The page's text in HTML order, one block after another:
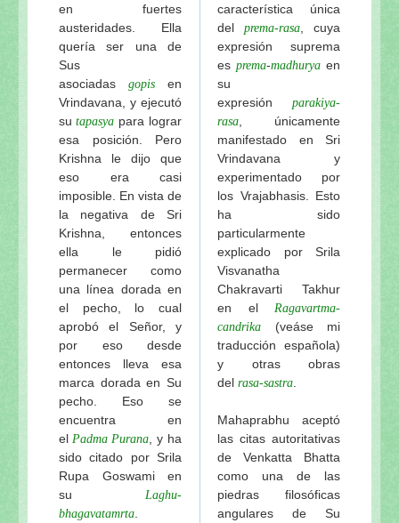
en fuertes
austeridades. Ella
quería ser una de
Sus
asociadas gopis en
Vrindavana, y ejecutó
su tapasya para lograr
esa posición. Pero
Krishna le dijo que
eso era casi
imposible. En vista de
la negativa de Sri
Krishna, entonces
ella le pidió
permanecer como
una línea dorada en
el pecho, lo cual
aprobó el Señor, y
por eso desde
entonces lleva esa
marca dorada en Su
pecho. Eso se
encuentra en
el Padma Purana , y ha
sido citado por Srila
Rupa Goswami en
su Laghu-
bhagavatamrta
característica única
del prema-rasa , cuya
expresión suprema
es prema-madhurya en
su
expresión parakiya-
rasa , únicamente
manifestado en Sri
Vrindavana y
experimentado por
los Vrajabhasis. Esto
ha sido
particularmente
explicado por Srila
Visvanatha
Chakravarti Takhur
en el Ragavartma-
candrika (veáse mi
traducción española)
y otras obras
del rasa-sastra
Mahaprabhu aceptó
las citas autoritativas
de Venkatta Bhatta
como una de las
piedras filosóficas
angulares de Su